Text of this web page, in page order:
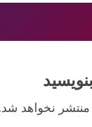
نخواهد شد.